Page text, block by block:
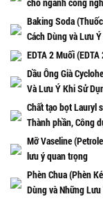
Baking Soda
Cách Dùng và Lưu
EDTA 2 Muối
Dầu Ông Già
Và Lưu Ý Khi Sử
Chất tạo bọt Lauryl
Thành phần, Công
Mỡ Vaseline
lưu ý quan trọng
Phèn Chua (Phèn
Dùng và Những